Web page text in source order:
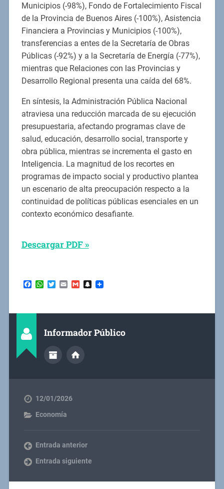
Municipios (-98%), Fondo de Fortalecimiento Fiscal
de la Provincia de Buenos Aires (-100%), Asistencia
Financiera a Provincias y Municipios (-100%),
transferencias a entes de la Secretaría de Obras
Públicas (-92%) y a la Secretaría de Energía (-77%),
mientras que Relaciones con las Provincias y
Desarrollo Regional presenta una caída del 68%.
En síntesis, la Administración Pública Nacional
atraviesa una reducción marcada de su ejecución
presupuestaria, afectando programas clave de
salud, educación, desarrollo social, transporte y
obra pública, mientras se incrementa el gasto en
Inteligencia. La magnitud de los recortes en
programas de impacto social y productivo plantea
un escenario de alta preocupación respecto a la
continuidad de políticas públicas esenciales en un
contexto económico desafiante.
Descargar PDF »
Facebook
WhatsApp
Twitter
EmailGmailSnapchat
Informador Público
12/01/2026
Economía
Entrada anterior
Entrada siguiente